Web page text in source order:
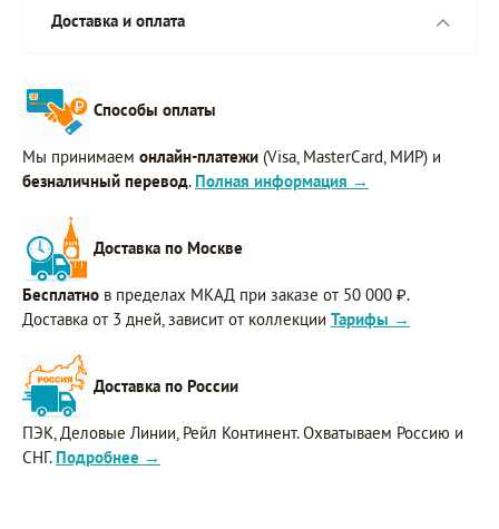
Доставка и оплата
Способы оплаты
Мы принимаем онлайн-платежи (Visa, MasterCard, МИР) и
безналичный перевод. Полная информация →
Доставка по Москве
Бесплатно в пределах МКАД при заказе от 50 000 ₽.
Доставка от 3 дней, зависит от коллекции Тарифы →
Доставка по России
ПЭК, Деловые Линии, Рейл Континент. Охватываем Россию и
СНГ. Подробнее →